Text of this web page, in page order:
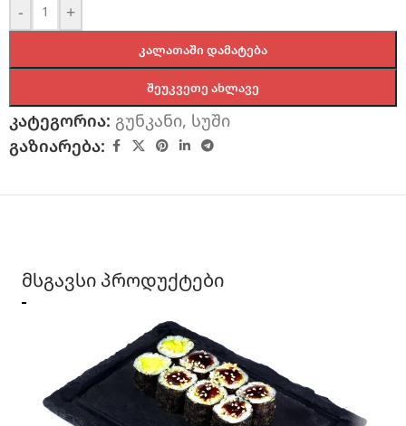
-
+
ᲙᲐᲚᲐᲗᲐᲨᲘ ᲓᲐᲛᲐᲢᲔᲑᲐ
ᲨᲔᲣᲙᲕᲔᲗᲔ ᲐᲮᲚᲐᲕᲔ
კატეგორია: გუნკანი, სუში
გაზიარება:
მსგავსი პროდუქტები